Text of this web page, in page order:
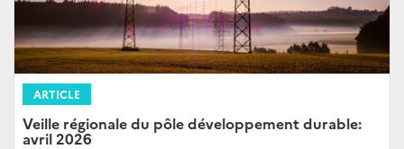
ARTICLE
Veille régionale du pôle développement durable:
avril 2026